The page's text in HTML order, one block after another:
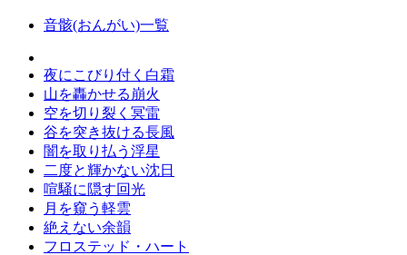
音骸(おんがい)一覧
夜にこびり付く白霜
山を轟かせる崩火
空を切り裂く冥雷
谷を突き抜ける長風
闇を取り払う浮星
二度と輝かない沈日
喧騒に隠す回光
月を窺う軽雲
絶えない余韻
フロステッド・ハート